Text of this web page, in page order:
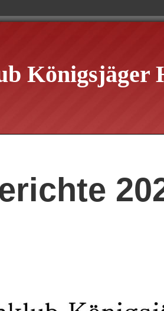
Königsjäger